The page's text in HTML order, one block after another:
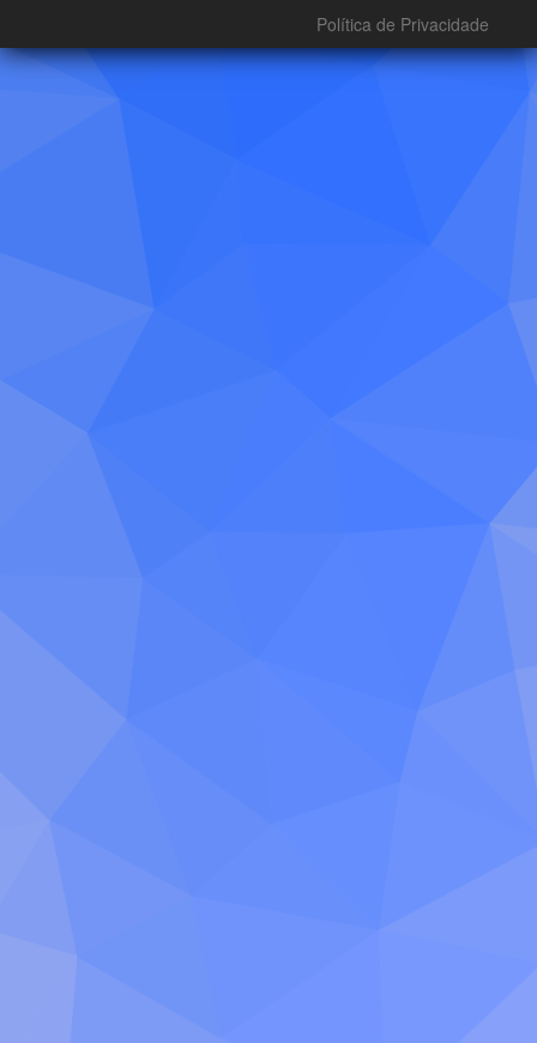
Política de Privacidade